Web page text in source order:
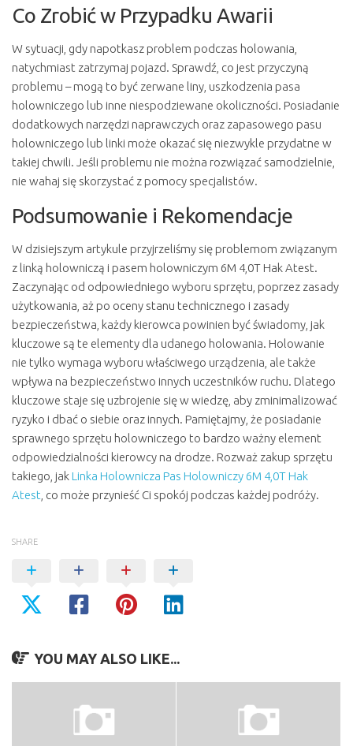
Co Zrobić w Przypadku Awarii
W sytuacji, gdy napotkasz problem podczas holowania,
natychmiast zatrzymaj pojazd. Sprawdź, co jest przyczyną
problemu – mogą to być zerwane liny, uszkodzenia pasa
holowniczego lub inne niespodziewane okoliczności. Posiadanie
dodatkowych narzędzi naprawczych oraz zapasowego pasu
holowniczego lub linki może okazać się niezwykle przydatne w
takiej chwili. Jeśli problemu nie można rozwiązać samodzielnie,
nie wahaj się skorzystać z pomocy specjalistów.
Podsumowanie i Rekomendacje
W dzisiejszym artykule przyjrzeliśmy się problemom związanym
z linką holowniczą i pasem holowniczym 6M 4,0T Hak Atest.
Zaczynając od odpowiedniego wyboru sprzętu, poprzez zasady
użytkowania, aż po oceny stanu technicznego i zasady
bezpieczeństwa, każdy kierowca powinien być świadomy, jak
kluczowe są te elementy dla udanego holowania. Holowanie
nie tylko wymaga wyboru właściwego urządzenia, ale także
wpływa na bezpieczeństwo innych uczestników ruchu. Dlatego
kluczowe staje się uzbrojenie się w wiedzę, aby zminimalizować
ryzyko i dbać o siebie oraz innych. Pamiętajmy, że posiadanie
sprawnego sprzętu holowniczego to bardzo ważny element
odpowiedzialności kierowcy na drodze. Rozważ zakup sprzętu
takiego, jakLinka Holownicza Pas Holowniczy 6M 4,0T Hak
Atest , co może przynieść Ci spokój podczas każdej podróży.
SHARE
YOU MAY ALSO LIKE...